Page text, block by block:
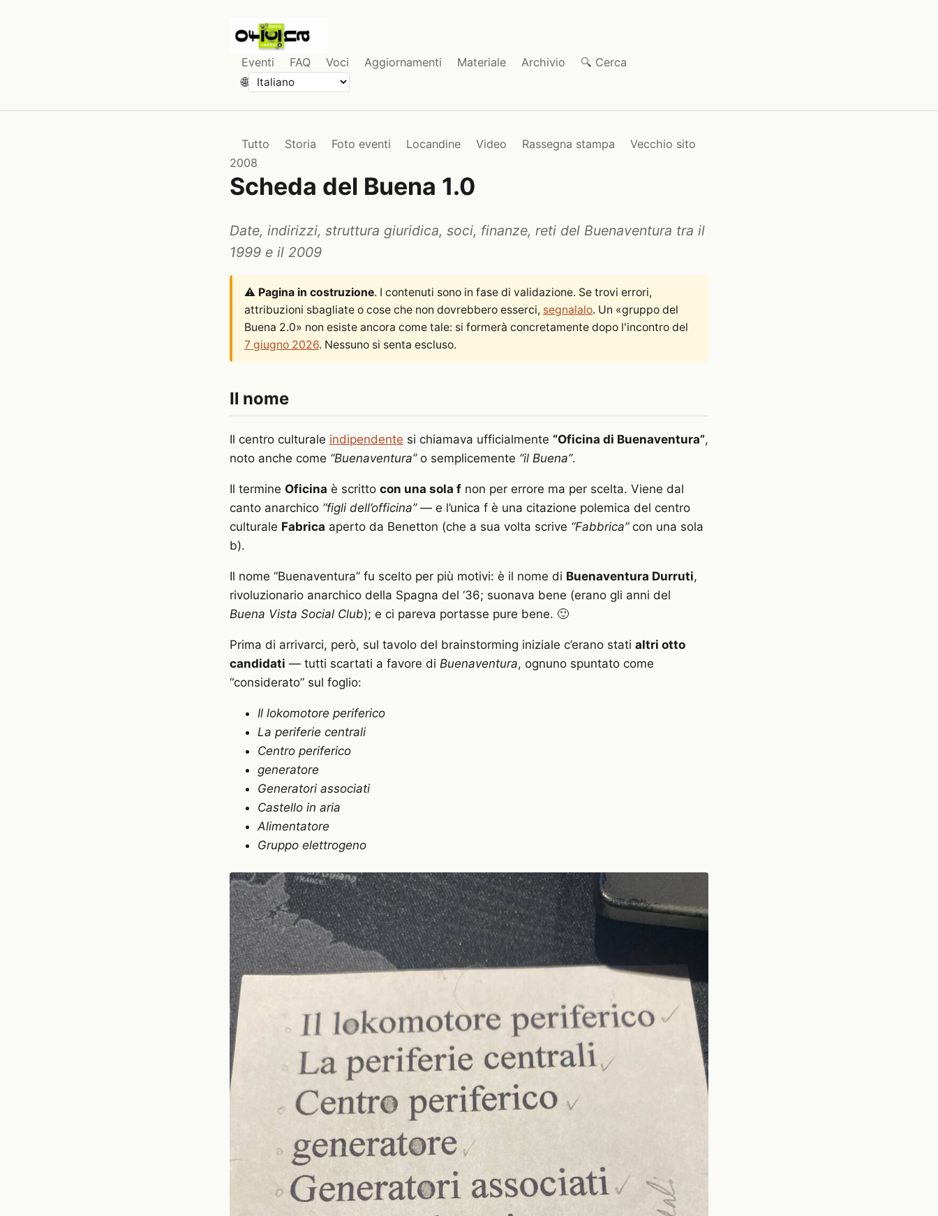
Eventi FAQ Voci Aggiornamenti Materiale Archivio
🔍 Cerca
🌐
Tutto Storia Foto eventi Locandine Video Rassegna stampa
Vecchio sito
2008
Scheda del Buena 1.0
Date, indirizzi, struttura giuridica, soci, finanze, reti del Buenaventura tra il
1999 e il 2009
⚠️ Pagina in costruzione. I contenuti sono in fase di validazione. Se trovi errori,
attribuzioni sbagliate o cose che non dovrebbero esserci, segnalalo. Un «gruppo del
Buena 2.0» non esiste ancora come tale: si formerà concretamente dopo l'incontro del
7 giugno 2026. Nessuno si senta escluso.
Il nome
Il centro culturale indipendente si chiamava ufficialmente “Oficina di Buenaventura”,
noto anche come “Buenaventura”o semplicemente “il Buena”.
Il termine Oficina è scritto con una sola f non per errore ma per scelta. Viene dal
canto anarchico “figli dell’officina”— e l’unica f è una citazione polemica del centro
culturale Fabrica aperto da Benetton (che a sua volta scrive “Fabbrica”con una sola
b).
Il nome “Buenaventura” fu scelto per più motivi: è il nome di Buenaventura Durruti,
rivoluzionario anarchico della Spagna del ‘36; suonava bene (erano gli anni del
Buena Vista Social Club); e ci pareva portasse pure bene. 🙂
Prima di arrivarci, però, sul tavolo del brainstorming iniziale c’erano stati altri otto
candidati — tutti scartati a favore di Buenaventura, ognuno spuntato come
“considerato” sul foglio:
Il lokomotore periferico
La periferie centrali
Centro periferico
generatore
Generatori associati
Castello in aria
Alimentatore
Gruppo elettrogeno